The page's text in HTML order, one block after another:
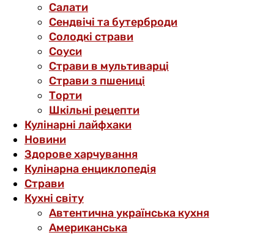
Салати
Сендвічі та бутерброди
Солодкі страви
Соуси
Страви в мультиварці
Страви з пшениці
Торти
Шкільні рецепти
Кулінарні лайфхаки
Новини
Здорове харчування
Кулінарна енциклопедія
Страви
Кухні світу
Автентична українська кухня
Американська